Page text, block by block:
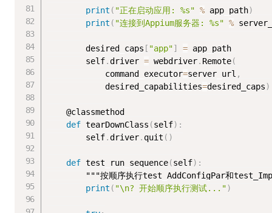
print ( "正在启动应用: %s" % app_path)
print ( "连接到Appium服务器: %s" %
        desired_caps
[ "app"] = app_path
        self
.driver = webdriver. Remote(
            command_executor
=server_url ,
            desired_capabilities
=desired_caps)
    @classmethod
def tearDownClass (self) :
        self
.driver. quit ( )
def test_run_sequence(self) :
"""按顺序执行test_AddConfigPar和
print ( "\n? 开始顺序执行测试...")